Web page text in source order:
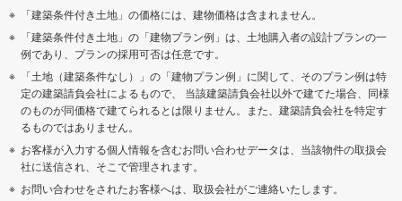
「建築条件付き土地」の価格には、建物価格は含まれません。
「建築条件付き土地」の「建物プラン例」は、土地購入者の設計プランの一
例であり、プランの採用可否は任意です。
「土地（建築条件なし）」の「建物プラン例」に関して、そのプラン例は特
定の建築請負会社によるもので、 当該建築請負会社以外で建てた場合、同様
のものが同価格で建てられるとは限りません。また、建築請負会社を特定す
るものではありません。
お客様が入力する個人情報を含むお問い合わせデータは、当該物件の取扱会
社に送信され、そこで管理されます。
お問い合わせをされたお客様へは、取扱会社がご連絡いたします。